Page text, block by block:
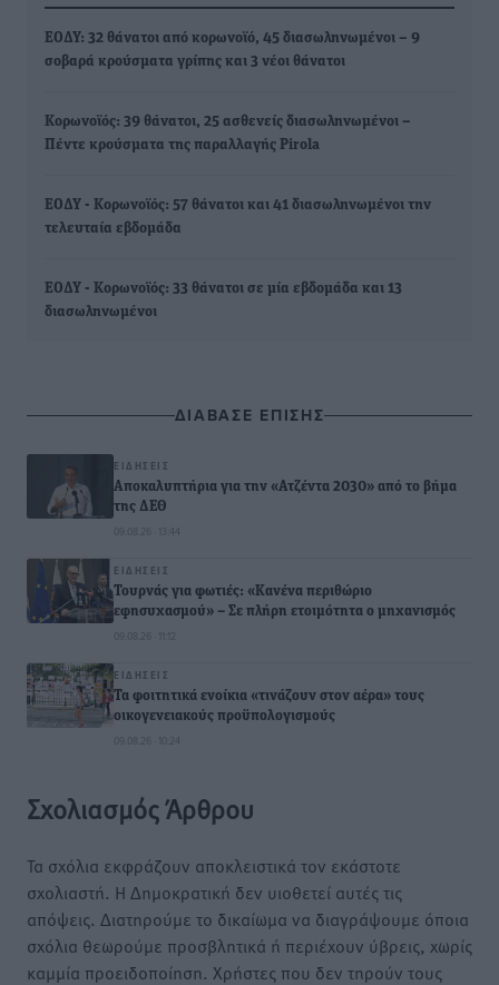
ΕΟΔΥ: 32 θάνατοι από κορωνοϊό, 45 διασωληνωμένοι – 9
σοβαρά κρούσματα γρίπης και 3 νέοι θάνατοι
Κορωνοϊός: 39 θάνατοι, 25 ασθενείς διασωληνωμένοι –
Πέντε κρούσματα της παραλλαγής Pirola
ΕΟΔΥ - Κορωνοϊός: 57 θάνατοι και 41 διασωληνωμένοι την
τελευταία εβδομάδα
ΕΟΔΥ - Κορωνοϊός: 33 θάνατοι σε μία εβδομάδα και 13
διασωληνωμένοι
ΔΙΑΒΑΣΕ ΕΠΙΣΗΣ
ΕΙΔΉΣΕΙΣ
Αποκαλυπτήρια για την «Ατζέντα 2030» από το βήμα
της ΔΕΘ
09.08.26 · 13:44
ΕΙΔΉΣΕΙΣ
Τουρνάς για φωτιές: «Κανένα περιθώριο
εφησυχασμού» – Σε πλήρη ετοιμότητα ο μηχανισμός
09.08.26 · 11:12
ΕΙΔΉΣΕΙΣ
Τα φοιτητικά ενοίκια «τινάζουν στον αέρα» τους
οικογενειακούς προϋπολογισμούς
09.08.26 · 10:24
Σχολιασμός Άρθρου
Τα σχόλια εκφράζουν αποκλειστικά τον εκάστοτε
σχολιαστή. Η Δημοκρατική δεν υιοθετεί αυτές τις
απόψεις. Διατηρούμε το δικαίωμα να διαγράψουμε όποια
σχόλια θεωρούμε προσβλητικά ή περιέχουν ύβρεις, χωρίς
καμμία προειδοποίηση. Χρήστες που δεν τηρούν τους